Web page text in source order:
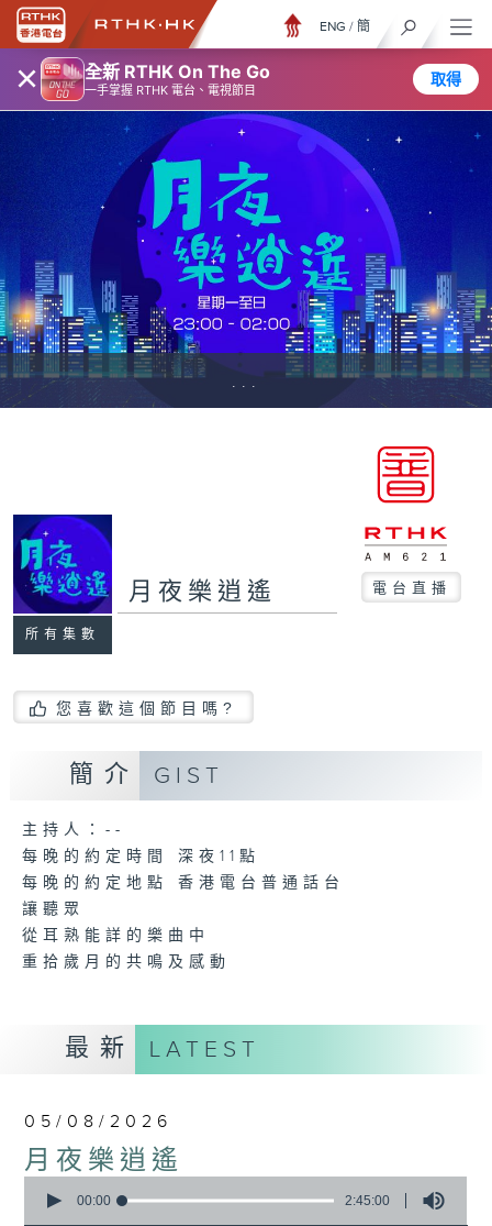
× 全新 RTHK On The Go
一手掌握 RTHK 電台、電視節目
取得
ENG / 簡
...
所有集數
月夜樂逍遙 電台直播
您喜歡這個節目嗎?
簡介 GIST
主持人：--
每晚的約定時間 深夜11點
每晚的約定地點 香港電台普通話台
讓聽眾
從耳熟能詳的樂曲中
重拾歲月的共鳴及感動
最新 LATEST
05/08/2026
月夜樂逍遙
seconds
00:00 2:45:00